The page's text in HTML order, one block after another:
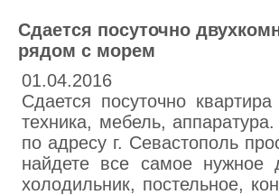
Сдается посуточно
рядом с морем
01.04.2016
Сдается посуточно
техника, мебель,
по адресу г. Севастополь
найдете все самое нужное
холодильник, постельное,